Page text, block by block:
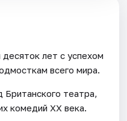
лет с успехом
всего мира.
театра,
комедий ХХ века.